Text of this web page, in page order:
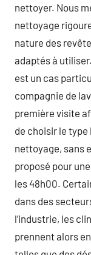
nettoyer. Nous
nettoyage
nature des
adaptés à
est un cas
compagnie de
première visite
de choisir le type
nettoyage, sans
proposé pour
les 48h00.
dans des
l’industrie, les
prennent alors